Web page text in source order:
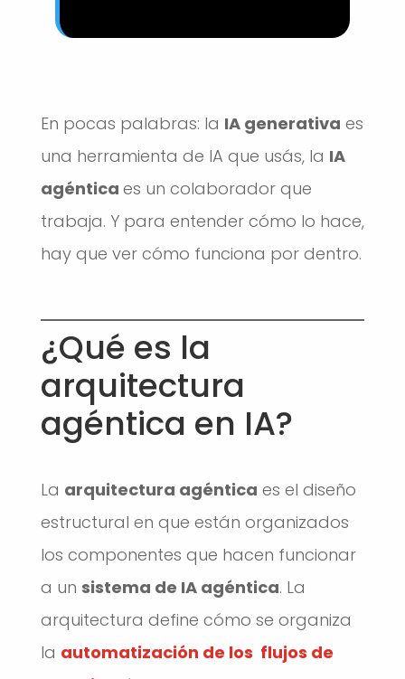
En pocas palabras: la IA generativa es
una herramienta de IA que usás, la IA
agéntica es un colaborador que
trabaja. Y para entender cómo lo hace,
hay que ver cómo funciona por dentro.
¿Qué es la
arquitectura
agéntica en IA?
La arquitectura agéntica es el diseño
estructural en que están organizados
los componentes que hacen funcionar
a un sistema de IA agéntica. La
arquitectura define cómo se organiza
la automatización de los flujos de